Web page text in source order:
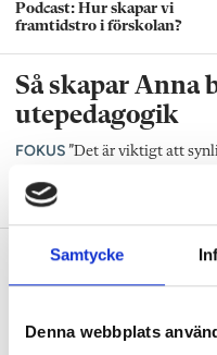
Samtycke
Denna webbplats
Podcast: Hur skapar vi
framtidstro i förskolan?
Så skapar Anna
utepedagogik
FOKUS ”Det är viktigt att
Debatt:
– demokrati
DEBATT En trygg profession i